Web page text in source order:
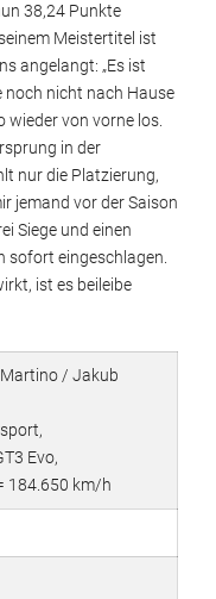
38,24 Punkte
Meistertitel ist
angelangt: „Es ist
nicht nach Hause
wieder von vorne los.
in der
nur die Platzierung,
jemand vor der Saison
Siege und einen
sofort eingeschlagen.
ist es beileibe
/ Jakub
Evo,
184.650 km/h